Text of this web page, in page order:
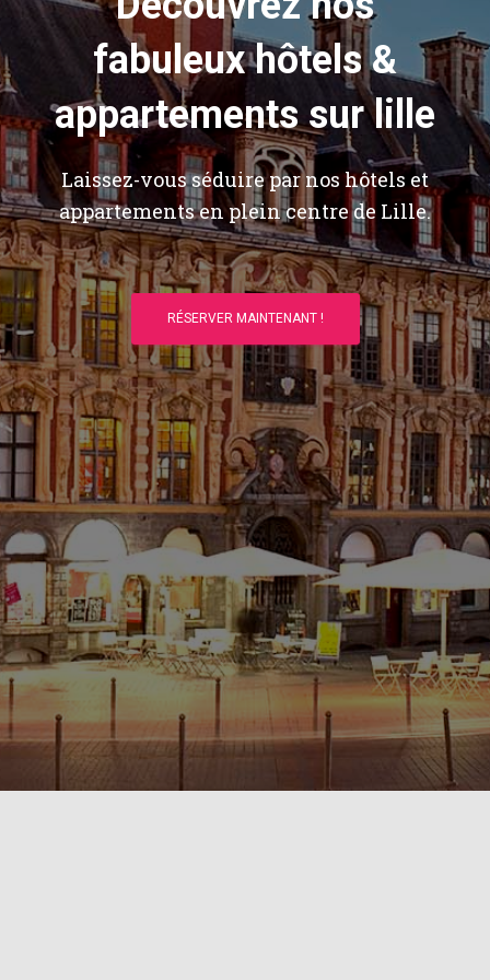
fabuleux hôtels &
appartements sur lille
Laissez-vous séduire par nos hôtels et
appartements en plein centre de Lille.
RÉSERVER MAINTENANT !